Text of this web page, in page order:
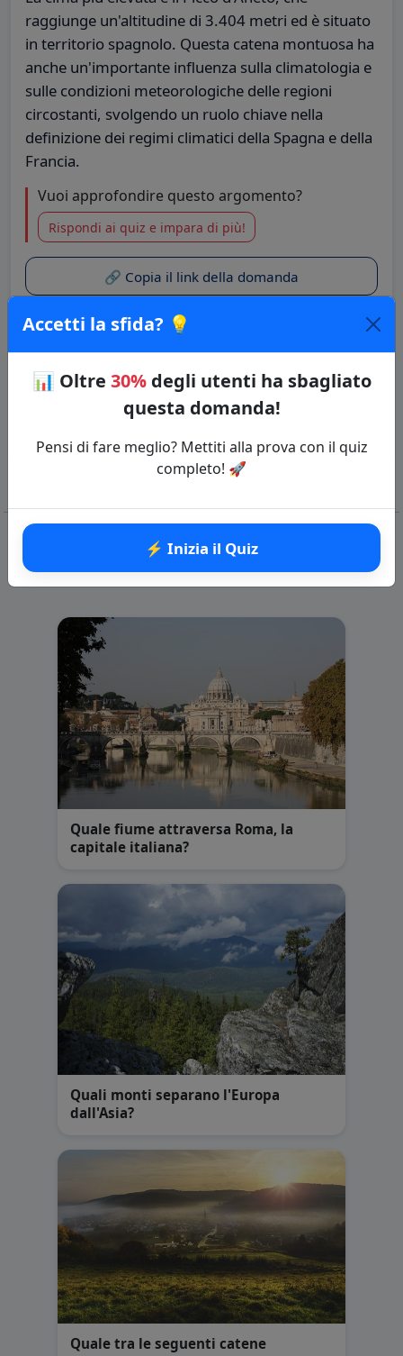
Accetti la sfida? 💡
📊 Oltre 30%degli utenti ha sbagliato
questa domanda!
Pensi di fare meglio? Mettiti alla prova con il quiz
completo! 🚀
⚡ Inizia il Quiz
raggiunge un'altitudine di 3.404 metri ed è situato
in territorio spagnolo. Questa catena montuosa ha
anche un'importante influenza sulla climatologia e
sulle condizioni meteorologiche delle regioni
circostanti, svolgendo un ruolo chiave nella
definizione dei regimi climatici della Spagna e della
Francia.
Vuoi approfondire questo argomento?
Rispondi ai quiz e impara di più!
🔗 Copia il link della domanda
Quiz: Geografia fisica dell’Europa
Categoria: Geografia
⚡ Inizia il Quiz
Domande correlate
Quale fiume attraversa Roma, la
capitale italiana?
Quali monti separano l'Europa
dall'Asia?
Quale tra le seguenti catene